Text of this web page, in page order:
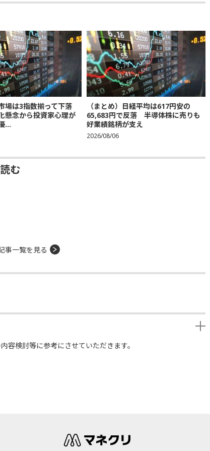
場は3指数揃って下落
懸念から投資家心理が
...
（まとめ）日経平均は617円安の
65,683円で反落 半導体株に売りも
好業績銘柄が支え
2026/08/06
む
事一覧を見る
容検討等に参考にさせていただきます。